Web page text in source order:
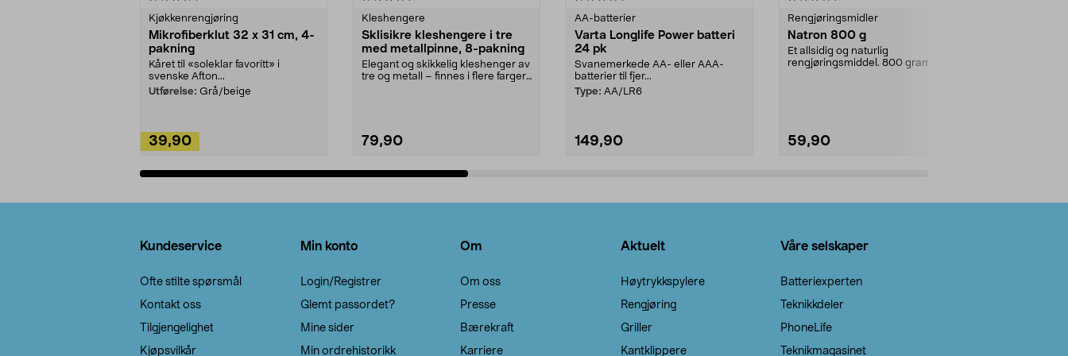
Kjøkkenrengjøring
Mikrofiberklut 32 x 31 cm, 4-
pakning
Kåret til «soleklar favoritt» i
svenske Afton...
Utførelse: Grå/beige
39,90
Kleshengere
Sklisikre kleshengere i tre
med metallpinne, 8-pakning
Elegant og skikkelig kleshenger av
tre og metall – finnes i flere farger.
79,90
AA-batterier
Varta Longlife Power batteri
24 pk
Svanemerkede AA- eller AAA-
batterier til fjer...
Type: AA/LR6
149,90
Rengjøringsmidler
Natron 800 g
Et allsidig og naturlig
rengjøringsmiddel. 800 gram
59,90
Kundeservice
Ofte stilte spørsmål
Kontakt oss
Tilgjengelighet
Kjøpsvilkår
Min konto
Login/Registrer
Glemt passordet?
Mine sider
Min ordrehistorikk
Om
Om oss
Presse
Bærekraft
Karriere
Aktuelt
Høytrykkspylere
Rengjøring
Griller
Kantklippere
Våre selskaper
Batteriexperten
Teknikkdeler
PhoneLife
Teknikmagasinet